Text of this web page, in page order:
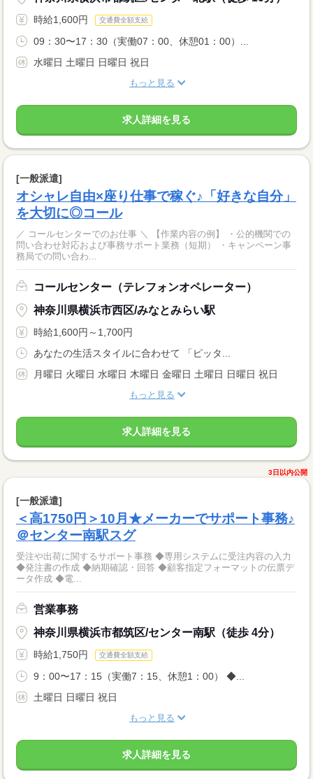
時給1,600円 交通費全額支給
09：30〜17：30（実働07：00、休憩01：00）...
水曜日 土曜日 日曜日 祝日
もっと見る
求人詳細を見る
[一般派遣]
オシャレ自由×座り仕事で稼ぐ♪「好きな自分」
を大切に◎コール
／ コールセンターでのお仕事 ＼ 【作業内容の例】 ・公的機関での
問い合わせ対応および事務サポート業務（短期） ・キャンペーン事
務局での問い合わ...
コールセンター（テレフォンオペレーター）
神奈川県横浜市西区/みなとみらい駅
時給1,600円～1,700円
あなたの生活スタイルに合わせて 「ピッタ...
月曜日 火曜日 水曜日 木曜日 金曜日 土曜日 日曜日 祝日
もっと見る
求人詳細を見る
3日以内公開
[一般派遣]
＜高1750円＞10月★メーカーでサポート事務♪
＠センター南駅スグ
受注や出荷に関するサポート事務 ◆専用システムに受注内容の入力
◆発注書の作成 ◆納期確認・回答 ◆顧客指定フォーマットの伝票デ
ータ作成 ◆電...
営業事務
神奈川県横浜市都筑区/センター南駅（徒歩 4分）
時給1,750円 交通費全額支給
9：00〜17：15（実働7：15、休憩1：00） ◆...
土曜日 日曜日 祝日
もっと見る
求人詳細を見る